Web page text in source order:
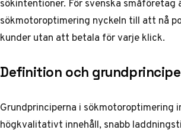
sökmotoroptimering nyckeln till att nå
kunder utan att betala för varje klick.
Definition och
Grundprinciperna i sökmotoroptimering
högkvalitativt innehåll, snabb